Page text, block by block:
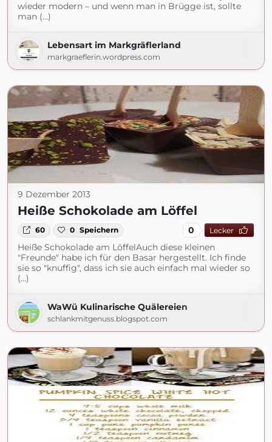
wieder modern – und wenn man in Brügge ist, sollte
man (...)
Lebensart im Markgräflerland
markgraeflerin.wordpress.com
9 Dezember 2013
Heiße Schokolade am Löffel
60 0 Speichern 0 Lecker
Heiße Schokolade am LöffelAuch diese kleinen
"Freunde" habe ich für den Basar hergestellt. Ich finde
sie so "knuffig", dass ich sie auch einfach mal wieder so
(...)
WaWü Kulinarische Quälereien
schlankmitgenuss.blogspot.com